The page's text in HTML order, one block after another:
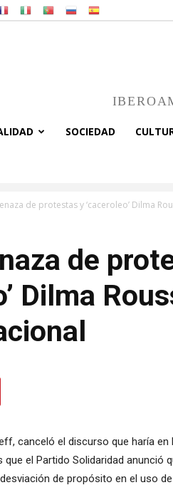
SOCIEDAD
de protestas y ‘caceroleo’ Dilma
de
Dilma
canceló el discurso que haría
el Partido Solidaridad anunció
de propósito en el uso